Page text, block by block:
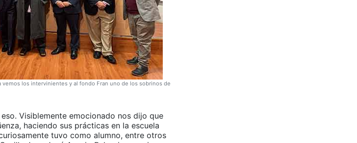
vemos los intervinientes y al fondo Fran uno de los sobrinos de
Visiblemente emocionado nos dijo que
haciendo sus prácticas en la escuela
tuvo como alumno, entre otros